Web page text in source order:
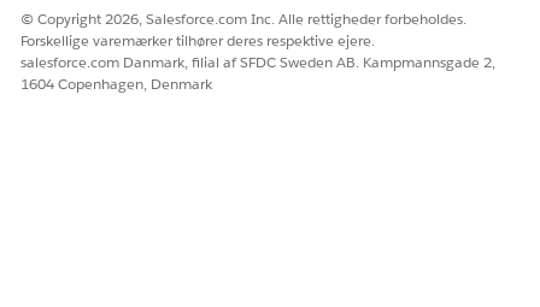
© Copyright 2026, Salesforce.com Inc. Alle rettigheder forbeholdes.
Forskellige varemærker tilhører deres respektive ejere.
salesforce.com Danmark, filial af SFDC Sweden AB. Kampmannsgade 2,
1604 Copenhagen, Denmark